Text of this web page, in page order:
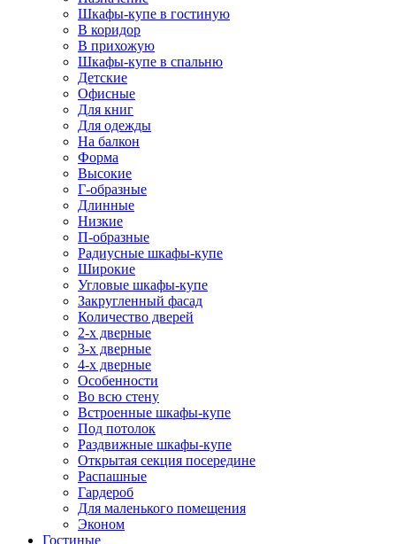
Шкафы-купе в гостиную
В коридор
В прихожую
Шкафы-купе в спальню
Детские
Офисные
Для книг
Для одежды
На балкон
Форма
Высокие
Г-образные
Длинные
Низкие
П-образные
Радиусные шкафы-купе
Широкие
Угловые шкафы-купе
Закругленный фасад
Количество дверей
2-х дверные
3-х дверные
4-х дверные
Особенности
Во всю стену
Встроенные шкафы-купе
Под потолок
Раздвижные шкафы-купе
Открытая секция посередине
Распашные
Гардероб
Для маленького помещения
Эконом
Гостиные